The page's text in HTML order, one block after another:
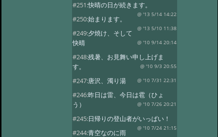
#251:快晴の日が続きます。
@ '13 5/14 14:22
#250:始まります。
@ '13 5/10 11:38
#249:夕焼け、そして
快晴
@ '10 9/14 20:14
#248:残暑、お見舞い申し上げま
す。
@ '10 9/3 20:55
#247:唐沢、濁り湯 @ '10 7/31 22:31
#246:昨日は雷、今日は雹（ひょ
う）
@ '10 7/26 20:21
#245:日帰りの登山者がいっぱい！
@ '10 7/24 21:15
#244:青空なのに雨